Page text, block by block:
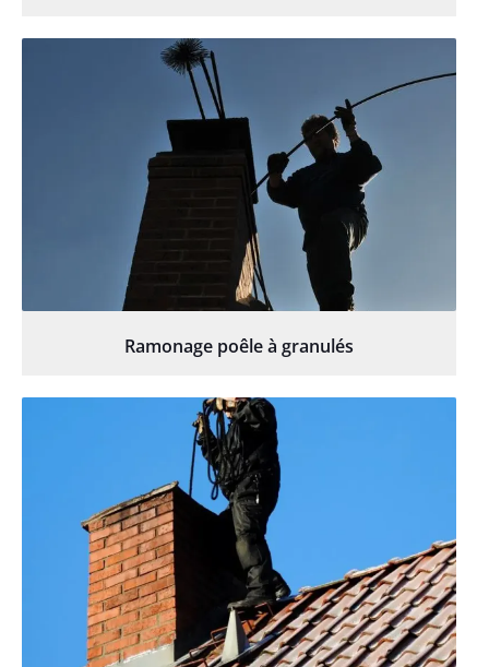
Ramonage poêle à granulés